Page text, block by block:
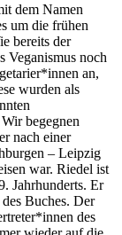
dem Namen
um die frühen
bereits der
Veganismus noch
an,
wurden als
begegnen
nach einer
– Leipzig
war. Riedel ist
Jahrhunderts. Er
Buches. Der
des